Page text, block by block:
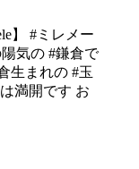
】 #ミレメー
気の #鎌倉で
生まれの #玉
満開です お